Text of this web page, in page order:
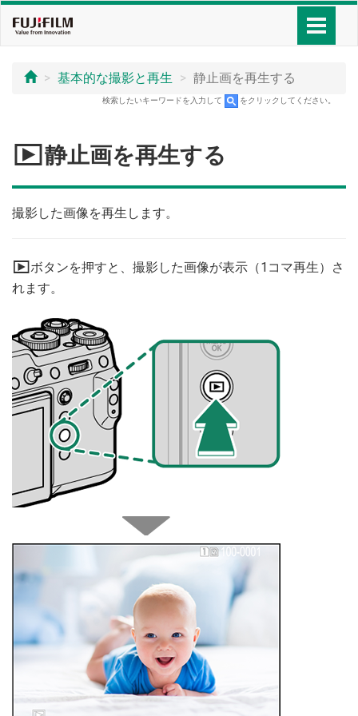
基本的な撮影と再生 静止画を再生する
検索したいキーワードを入力して をクリックしてください。
a静止画を再生する
撮影した画像を再生します。
aボタンを押すと、撮影した画像が表示（1コマ再生）さ
れます。